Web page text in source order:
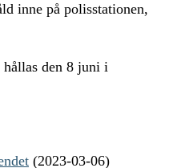
inne på polisstationen,
den 8 juni i
(2023-03-06)